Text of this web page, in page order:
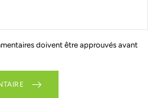
doivent être approuvés avant